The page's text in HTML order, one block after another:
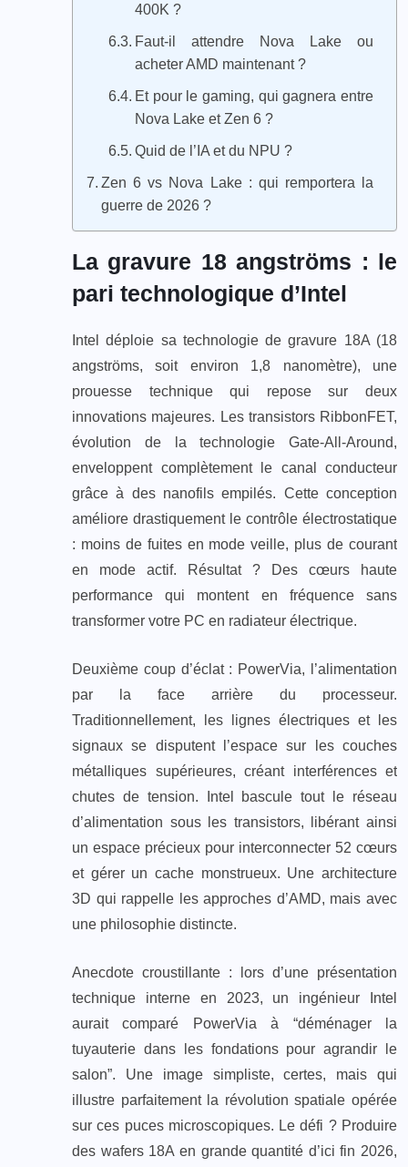
400K ?
Faut-il attendre Nova Lake ou
acheter AMD maintenant ?
Et pour le gaming, qui gagnera entre
Nova Lake et Zen 6 ?
Quid de l’IA et du NPU ?
Zen 6 vs Nova Lake : qui remportera la
guerre de 2026 ?
La gravure 18 angströms : le
pari technologique d’Intel
Intel déploie sa technologie de gravure 18A (18
angströms, soit environ 1,8 nanomètre), une
prouesse technique qui repose sur deux
innovations majeures. Les transistors RibbonFET,
évolution de la technologie Gate-All-Around,
enveloppent complètement le canal conducteur
grâce à des nanofils empilés. Cette conception
améliore drastiquement le contrôle électrostatique
: moins de fuites en mode veille, plus de courant
en mode actif. Résultat ? Des cœurs haute
performance qui montent en fréquence sans
transformer votre PC en radiateur électrique.
Deuxième coup d’éclat : PowerVia, l’alimentation
par la face arrière du processeur.
Traditionnellement, les lignes électriques et les
signaux se disputent l’espace sur les couches
métalliques supérieures, créant interférences et
chutes de tension. Intel bascule tout le réseau
d’alimentation sous les transistors, libérant ainsi
un espace précieux pour interconnecter 52 cœurs
et gérer un cache monstrueux. Une architecture
3D qui rappelle les approches d’AMD, mais avec
une philosophie distincte.
Anecdote croustillante : lors d’une présentation
technique interne en 2023, un ingénieur Intel
aurait comparé PowerVia à “déménager la
tuyauterie dans les fondations pour agrandir le
salon”. Une image simpliste, certes, mais qui
illustre parfaitement la révolution spatiale opérée
sur ces puces microscopiques. Le défi ? Produire
des wafers 18A en grande quantité d’ici fin 2026,